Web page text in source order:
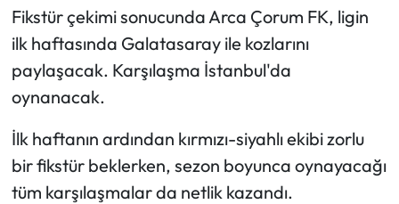
Fikstür çekimi sonucunda Arca Çorum FK, ligin
ilk haftasında Galatasaray ile kozlarını
paylaşacak. Karşılaşma İstanbul'da
oynanacak.
İlk haftanın ardından kırmızı-siyahlı ekibi zorlu
bir fikstür beklerken, sezon boyunca oynayacağı
tüm karşılaşmalar da netlik kazandı.
Otomotiv
Resmi İlan
Sağlık